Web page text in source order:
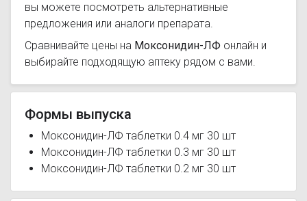
вы можете посмотреть альтернативные
предложения или аналоги препарата.
Сравнивайте цены на Моксонидин-ЛФ онлайн и
выбирайте подходящую аптеку рядом с вами.
Формы выпуска
Моксонидин-ЛФ таблетки 0.4 мг 30 шт
Моксонидин-ЛФ таблетки 0.3 мг 30 шт
Моксонидин-ЛФ таблетки 0.2 мг 30 шт